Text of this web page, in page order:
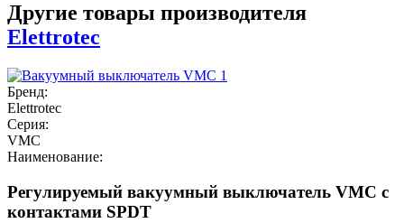
Другие товары производителя
Elettrotec
Бренд:
Elettrotec
Серия:
VMC
Наименование:
Регулируемый вакуумный выключатель VMC с
контактами SPDT